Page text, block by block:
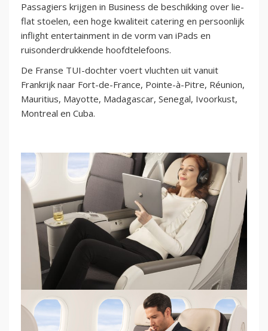
Passagiers krijgen in Business de beschikking over lie-
flat stoelen, een hoge kwaliteit catering en persoonlijk
inflight entertainment in de vorm van iPads en
ruisonderdrukkende hoofdtelefoons.
De Franse TUI-dochter voert vluchten uit vanuit
Frankrijk naar Fort-de-France, Pointe-à-Pitre, Réunion,
Mauritius, Mayotte, Madagascar, Senegal, Ivoorkust,
Montreal en Cuba.